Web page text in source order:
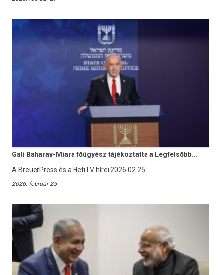
Gali Baharav-Miara főügyész tájékoztatta a Legfelsőbb...
A BreuerPress és a HetiTV hírei 2026.02.25.
2026. február 25